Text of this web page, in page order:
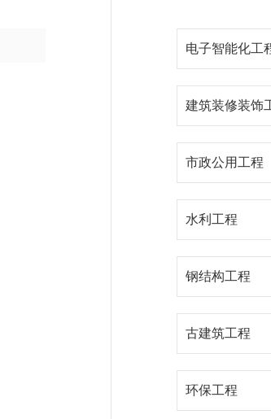
电子智能化工
建筑装修装饰
市政公用工程
水利工程
钢结构工程
古建筑工程
环保工程